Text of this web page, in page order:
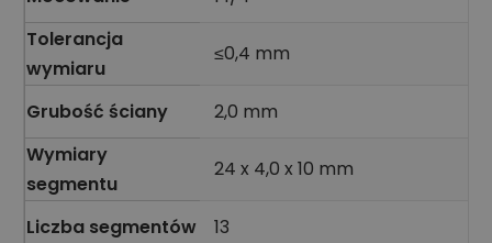
Tolerancja
wymiaru
≤0,4 mm
Grubość ściany
2,0 mm
Wymiary
segmentu
24 x 4,0 x 10 mm
Liczba segmentów
13